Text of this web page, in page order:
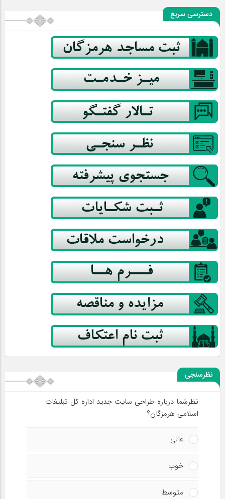
دسترسی سریع
نظرسنجی
نظرشما درباره طراحی سایت جدید اداره کل تبلیغات
اسلامی هرمزگان؟
عالی
خوب
متوسط